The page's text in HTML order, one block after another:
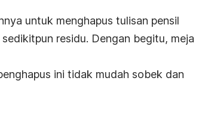
untuk menghapus tulisan pensil
residu. Dengan begitu, meja
ini tidak mudah sobek dan